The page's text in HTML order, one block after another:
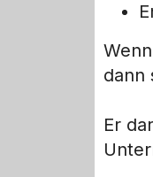
dann
Er